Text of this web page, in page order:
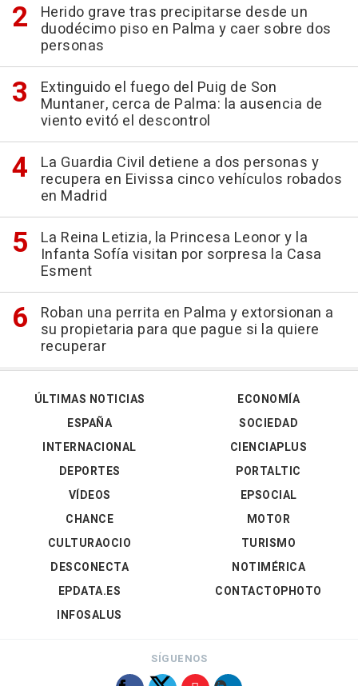
Herido grave tras precipitarse desde un
duodécimo piso en Palma y caer sobre dos
personas
Extinguido el fuego del Puig de Son
Muntaner, cerca de Palma: la ausencia de
viento evitó el descontrol
La Guardia Civil detiene a dos personas y
recupera en Eivissa cinco vehículos robados
en Madrid
La Reina Letizia, la Princesa Leonor y la
Infanta Sofía visitan por sorpresa la Casa
Esment
Roban una perrita en Palma y extorsionan a
su propietaria para que pague si la quiere
recuperar
ÚLTIMAS NOTICIAS
ESPAÑA
INTERNACIONAL
DEPORTES
VÍDEOS
ECONOMÍA
SOCIEDAD
CIENCIAPLUS
PORTALTIC
EPSOCIAL
CHANCE
CULTURAOCIO
DESCONECTA
EPDATA.ES
INFOSALUS
MOTOR
TURISMO
NOTIMÉRICA
CONTACTOPHOTO
SÍGUENOS